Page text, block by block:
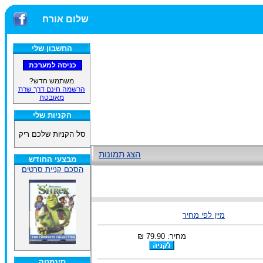
שלום אורח
החשבון שלי
משתמש חדש?
הרשמה חינם דרך שרת
מאובטח
הקניות שלי
סל הקניות שלכם ריק
מבצעי החודש
הסכם קניית סרטים
הצג תמונות
מיין לפי מחיר
מחיר: 79.90 ₪